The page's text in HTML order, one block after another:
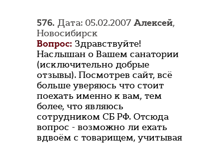
576. Дата: 05.02.2007Алексей,
Новосибирск
Вопрос: Здравствуйте!
Наслышан о Вашем санатории
(исключительно добрые
отзывы). Посмотрев сайт, всё
больше уверяюсь что стоит
поехать именно к вам, тем
более, что являюсь
сотрудником СБ РФ. Отсюда
вопрос - возможно ли ехать
вдвоём с товарищем, учитывая